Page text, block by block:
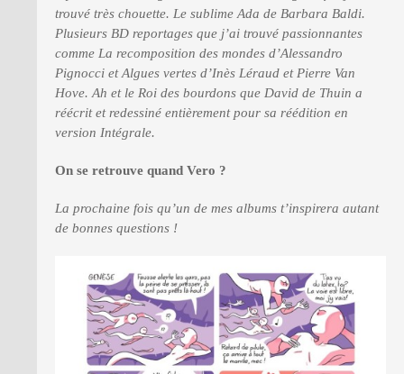
trouvé très chouette. Le sublime Ada de Barbara Baldi.
Plusieurs BD reportages que j’ai trouvé passionnantes
comme La recomposition des mondes d’Alessandro
Pignocci et Algues vertes d’Inès Léraud et Pierre Van
Hove. Ah et le Roi des bourdons que David de Thuin a
réécrit et redessiné entièrement pour sa réédition en
version Intégrale.
On se retrouve quand Vero ?
La prochaine fois qu’un de mes albums t’inspirera autant
de bonnes questions !